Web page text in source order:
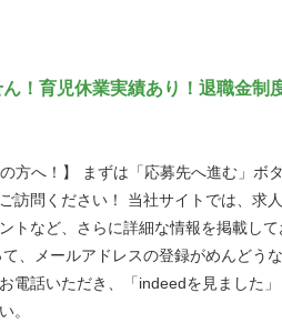
！育児休業実績あり！退職金制
方へ！】 まずは「応募先へ進む」ボタ
訪問ください！ 当社サイトでは、求人
トなど、さらに詳細な情報を掲載して
、メールアドレスの登録がめんどうな
電話いただき、「indeedを見ました」
。